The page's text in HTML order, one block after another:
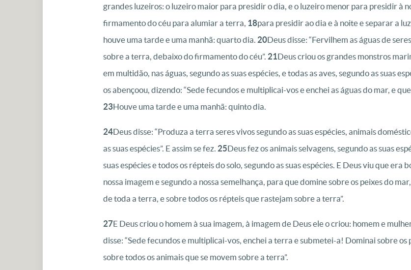
grandes luzeiros: o luzeiro maior para presidir o dia, e o luzeiro menor para presidir à
firmamento do céu para alumiar a terra, 18para presidir ao dia e à noite e separar a
houve uma tarde e uma manhã: quarto dia. 20Deus disse: “Fervilhem as águas de
sobre a terra, debaixo do firmamento do céu”. 21Deus criou os grandes monstros
em multidão, nas águas, segundo as suas espécies, e todas as aves, segundo as suas
os abençoou, dizendo: “Sede fecundos e multiplicai-vos e enchei as águas do mar, e
23Houve uma tarde e uma manhã: quinto dia.
24Deus disse: “Produza a terra seres vivos segundo as suas espécies, animais
as suas espécies”. E assim se fez. 25Deus fez os animais selvagens, segundo as suas
suas espécies e todos os répteis do solo, segundo as suas espécies. E Deus viu que era
nossa imagem e segundo a nossa semelhança, para que domine sobre os peixes do
de toda a terra, e sobre todos os répteis que rastejam sobre a terra”.
27E Deus criou o homem à sua imagem, à imagem de Deus ele o criou: homem e
disse: “Sede fecundos e multiplicai-vos, enchei a terra e submetei-a! Dominai sobre os
sobre todos os animais que se movem sobre a terra”.